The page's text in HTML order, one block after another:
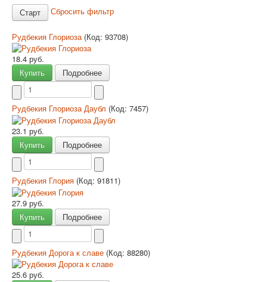
Сбросить фильтр
Рудбекия Глориоза (Код: 93708)
18.4 руб.
Купить
Подробнее
Рудбекия Глориоза Даубл (Код: 7457)
23.1 руб.
Купить
Подробнее
Рудбекия Глория (Код: 91811)
27.9 руб.
Купить
Подробнее
Рудбекия Дорога к славе (Код: 88280)
25.6 руб.